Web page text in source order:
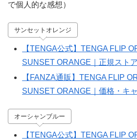
で個人的な感想）
サンセットオレンジ
【TENGA公式】TENGA FLIP
SUNSET ORANGE｜正規スト
【FANZA通販】TENGA FLIP
SUNSET ORANGE｜価格・キ
オーシャンブルー
【TENGA公式】TENGA FLIP